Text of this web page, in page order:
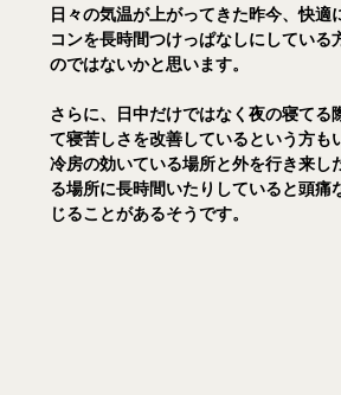
日々の気温が上がってきた昨今、快適
コンを長時間つけっぱなしにしている
のではないかと思います。
さらに、日中だけではなく夜の寝てる
て寝苦しさを改善しているという方も
冷房の効いている場所と外を行き来し
る場所に長時間いたりしていると頭痛
じることがあるそうです。